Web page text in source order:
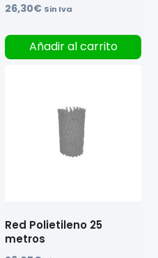
26,30€ Sin Iva
Añadir al carrito
Red Polietileno 25
metros